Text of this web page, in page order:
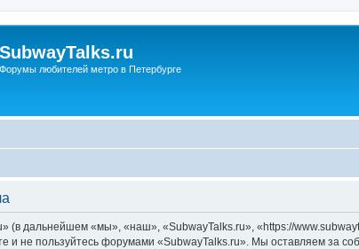
SubwayTalks.ru
Форумы любителей метро в Петербурге
(в дальнейшем «мы», «наш», «SubwayTalks.ru», «https://
и не пользуйтесь форумами «SubwayTalks.ru». Мы оставляем за